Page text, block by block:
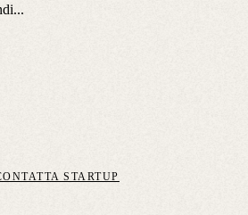
STARTUP